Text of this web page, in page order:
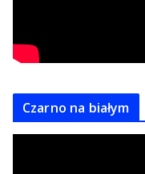
Czarno na białym